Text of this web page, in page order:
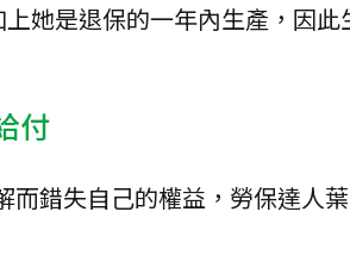
她是退保的一年內生產，因
付
錯失自己的權益，勞保達人